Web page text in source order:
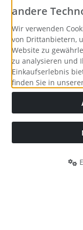
Alle Preise inkl.
durchgestrichenen
Merrys
andere
Wir verwenden
von Drittanbietern,
Website zu
zu analysieren und
Einkaufserlebnis
finden Sie in